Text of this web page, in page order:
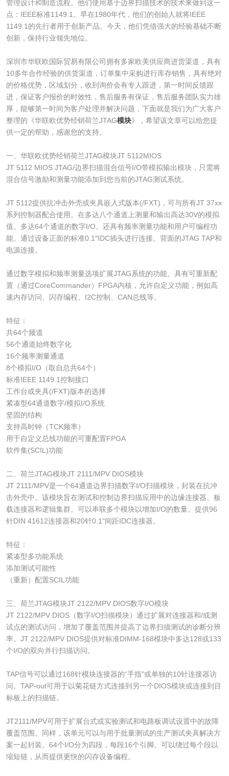
管理设计和制造流程。他们使用基于边界扫描技术的技术来做到这一
点：IEEE标准1149.1。早在1980年代，他们的创始人就将IEEE
1149.1的先行者用于创新产品。今天，他们凭借强大的经验基础不断
创新，保持行业领先地位。
深圳市华联欧国际贸易有限公司拥有多家欧美供应商进货渠道，具有
10多年合作经验的供货渠道，订单集中采购进行库存销售，具有绝对
的价格优势，区域划分，收到询价会有专人跟进，第一时间反馈跟
进，保证客户报价的时效性，售后服务有保证，售后服务团队实力雄
厚，能够第一时间为客户处理并解决问题，下面就是我们为广大客户
整理的《华联欧优势经销荷兰JTAG模块》，希望该文章可以给您提
供一定的帮助，感谢您的支持。
一、华联欧优势经销荷兰JTAG模块JT 5112MIOS
JT 5112 MIOS JTAG/边界扫描混合信号I/O带模拟输出模块，只需将
混合信号激励和测量功能添加到您当前的JTAG测试系统。
JT 5112提供抗冲击外壳或夹具嵌入式版本(/FXT)，可与所有JT 37xx
系列控制器配合使用。在多达八个通道上测量和输出高达30V的模拟
值。多达64个通道的数字I/O。还具有频率测量功能和用户可编程功
能。通过设备正面的标准0.1″IDC插头进行连接。背面的JTAG TAP和
电源连接。
通过数字模拟和频率测量选项扩展JTAG系统的功能。具有可重新配
置（通过CoreCommander）FPGA内核，允许自定义功能，例如高
速内存访问、闪存编程、I2C控制、CAN总线等。
特征：
共64个频道
56个通道始终数字化
16个频率测量通道
8个模拟I/O（取自总共64个）
标准IEEE 1149.1控制接口
工作台或夹具(/FXT)版本的选择
紧凑型64通道数字/模拟I/O系统
坚固的结构
支持高时钟（TCK频率）
用于自定义总线功能的可重配置FPGA
软件集(SCIL)功能
二、荷兰JTAG模块JT 2111/MPV DIOS模块
JT 2111/MPV是一个64通道边界扫描数字I/O扫描模块，封装在抗冲
击外壳中。该模块旨在测试和控制边界扫描应用中的边缘连接器、板
载连接器和逻辑集群。可以串联多个模块以增加I/O的数量。提供96
针DIN 41612连接器和20针0.1"间距IDC连接器。
特征：
紧凑型多功能系统
添加测试可能性
（重新）配置SCIL功能
三、荷兰JTAG模块JT 2122/MPV DIOS数字I/O模块
JT 2122/MPV DIOS（数字I/O扫描模块）通过扩展对连接器和/或测
试点的测试访问，增加了覆盖范围并提高了边界扫描测试的诊断分辨
率。JT 2122/MPV DIOS提供对标准DIMM-168模块中多达128或133
个I/O的双向并行扫描访问。
TAP信号可以通过168针模块连接器的“手指”或单独的10针连接器访
问。TAP-out可用于以菊花链方式连接到另一个DIOS模块或连接到目
标板上的扫描链。
JT2111/MPV可用于扩展台式或实验测试和电路板调试设置中的故障
覆盖范围。同样，该单元可以与用于批量测试的生产测试夹具解决方
案一起封装。64个I/O分为四段，每段16个引脚。可以绕过每个段以
缩短链，从而提供更快的闪存设备编程。